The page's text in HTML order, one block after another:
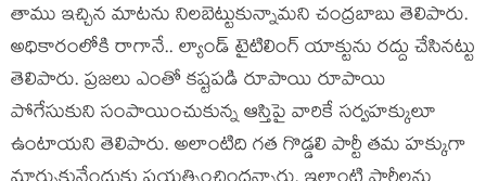
తాము ఇచ్చిన మాట‌ను నిల‌బెట్టుకున్నామ‌ని చంద్ర‌బాబు తెలిపారు.
అధికారంలోకి రాగానే.. ల్యాండ్‌ టైటిలింగ్‌ యాక్టును రద్దు చేసినట్టు
తెలిపారు. ప్ర‌జ‌లు ఎంతో క‌ష్ట‌ప‌డి రూపాయి రూపాయి
పోగేసుకుని సంపాయించుకున్న ఆస్తిపై వారికే స‌ర్వ‌హ‌క్కులూ
ఉంటాయ‌ని తెలిపారు. అలాంటిది గ‌త గొడ్డ‌లి పార్టీ త‌మ హ‌క్కుగా